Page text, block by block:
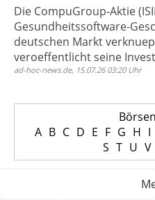
Die CompuGroup-Aktie
Gesundheitssoftware-
deutschen Markt
veroeffentlicht seine
ad-hoc-news.de, 15.07.26 03:20 Uhr
A B C D E F G H I
S T U V